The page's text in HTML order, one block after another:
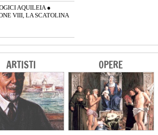
AQUILEIA●
VIII, LA SCATOLINA
ARTISTI OPERE